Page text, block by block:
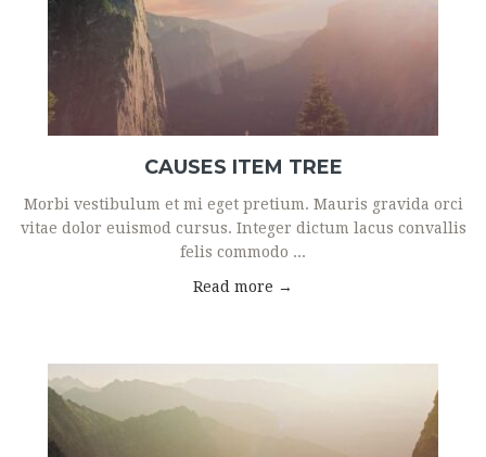
CAUSES ITEM TREE
Morbi vestibulum et mi eget pretium. Mauris gravida orci
vitae dolor euismod cursus. Integer dictum lacus convallis
felis commodo ...
Read more →